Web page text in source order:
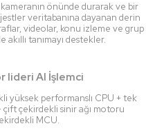
önünde durarak ve bir
veritabanına dayanan derin
videolar, konu izleme ve grup
tanımayı destekler.
lideri AI İşlemci
yüksek performanslı CPU + tek
çekirdekli sinir ağı motoru
MCU.